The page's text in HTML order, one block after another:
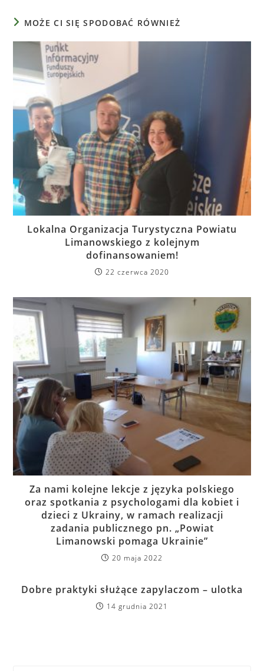
MOŻE CI SIĘ SPODOBAĆ RÓWNIEŻ
Lokalna Organizacja Turystyczna Powiatu
Limanowskiego z kolejnym
dofinansowaniem!
22 czerwca 2020
Za nami kolejne lekcje z języka polskiego
oraz spotkania z psychologami dla kobiet i
dzieci z Ukrainy, w ramach realizacji
zadania publicznego pn. „Powiat
Limanowski pomaga Ukrainie”
20 maja 2022
Dobre praktyki służące zapylaczom – ulotka
14 grudnia 2021